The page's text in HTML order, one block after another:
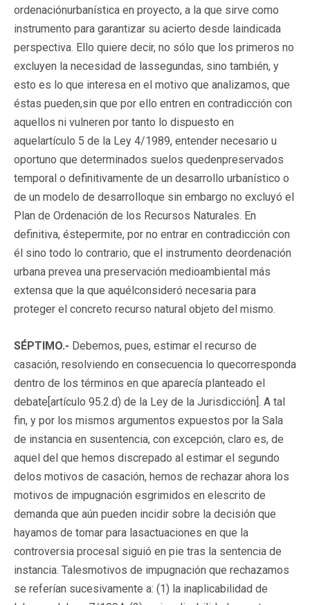
ordenaciónurbanística en proyecto, a la que sirve como
instrumento para garantizar su acierto desde laindicada
perspectiva. Ello quiere decir, no sólo que los primeros no
excluyen la necesidad de lassegundas, sino también, y
esto es lo que interesa en el motivo que analizamos, que
éstas pueden,sin que por ello entren en contradicción con
aquellos ni vulneren por tanto lo dispuesto en
aquelartículo 5 de la Ley 4/1989, entender necesario u
oportuno que determinados suelos quedenpreservados
temporal o definitivamente de un desarrollo urbanístico o
de un modelo de desarrolloque sin embargo no excluyó el
Plan de Ordenación de los Recursos Naturales. En
definitiva, éstepermite, por no entrar en contradicción con
él sino todo lo contrario, que el instrumento deordenación
urbana prevea una preservación medioambiental más
extensa que la que aquélconsideró necesaria para
proteger el concreto recurso natural objeto del mismo.
SÉPTIMO.- Debemos, pues, estimar el recurso de
casación, resolviendo en consecuencia lo quecorresponda
dentro de los términos en que aparecía planteado el
debate[artículo 95.2.d) de la Ley de la Jurisdicción]. A tal
fin, y por los mismos argumentos expuestos por la Sala
de instancia en susentencia, con excepción, claro es, de
aquel del que hemos discrepado al estimar el segundo
delos motivos de casación, hemos de rechazar ahora los
motivos de impugnación esgrimidos en elescrito de
demanda que aún pueden incidir sobre la decisión que
hayamos de tomar para lasactuaciones en que la
controversia procesal siguió en pie tras la sentencia de
instancia. Talesmotivos de impugnación que rechazamos
se referían sucesivamente a: (1) la inaplicabilidad de